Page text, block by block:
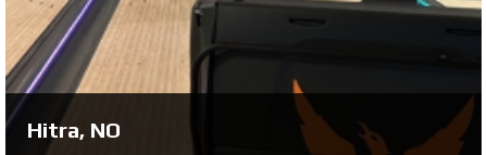
Bekijk project ...
Hitra, NO